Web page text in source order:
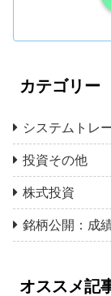
カテゴリー
システムトレ
投資その他
株式投資
銘柄公開：成
オススメ記